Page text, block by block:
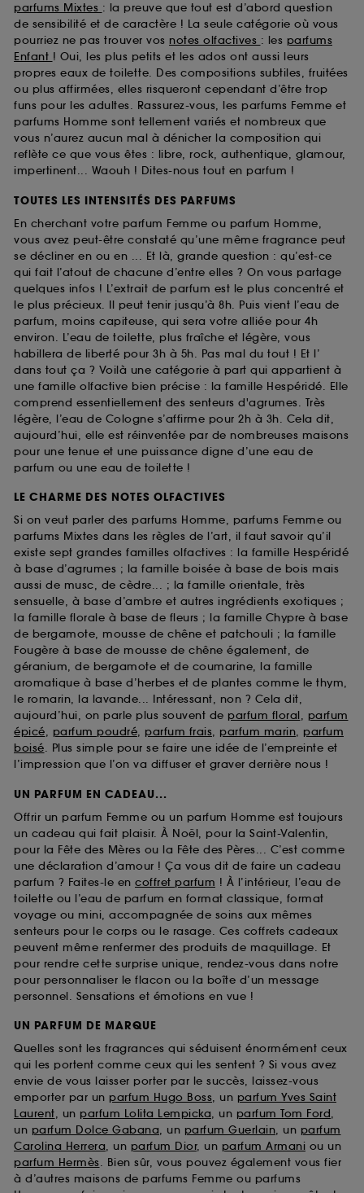
parfums Mixtes : la preuve que tout est d’abord question
de sensibilité et de caractère ! La seule catégorie où vous
pourriez ne pas trouver vos notes olfactives : les parfums
Enfant ! Oui, les plus petits et les ados ont aussi leurs
propres eaux de toilette. Des compositions subtiles, fruitées
ou plus affirmées, elles risqueront cependant d’être trop
funs pour les adultes. Rassurez-vous, les parfums Femme et
parfums Homme sont tellement variés et nombreux que
vous n’aurez aucun mal à dénicher la composition qui
reflète ce que vous êtes : libre, rock, authentique, glamour,
impertinent... Waouh ! Dites-nous tout en parfum !
TOUTES LES INTENSITÉS DES PARFUMS
En cherchant votre parfum Femme ou parfum Homme,
vous avez peut-être constaté qu’une même fragrance peut
se décliner en ou en ... Et là, grande question : qu’est-ce
qui fait l’atout de chacune d’entre elles ? On vous partage
quelques infos ! L’extrait de parfum est le plus concentré et
le plus précieux. Il peut tenir jusqu’à 8h. Puis vient l’eau de
parfum, moins capiteuse, qui sera votre alliée pour 4h
environ. L’eau de toilette, plus fraîche et légère, vous
habillera de liberté pour 3h à 5h. Pas mal du tout ! Et l’
dans tout ça ? Voilà une catégorie à part qui appartient à
une famille olfactive bien précise : la famille Hespéridé. Elle
comprend essentiellement des senteurs d'agrumes. Très
légère, l’eau de Cologne s’affirme pour 2h à 3h. Cela dit,
aujourd’hui, elle est réinventée par de nombreuses maisons
pour une tenue et une puissance digne d’une eau de
parfum ou une eau de toilette !
LE CHARME DES NOTES OLFACTIVES
Si on veut parler des parfums Homme, parfums Femme ou
parfums Mixtes dans les règles de l’art, il faut savoir qu’il
existe sept grandes familles olfactives : la famille Hespéridé
à base d’agrumes ; la famille boisée à base de bois mais
aussi de musc, de cèdre... ; la famille orientale, très
sensuelle, à base d’ambre et autres ingrédients exotiques ;
la famille florale à base de fleurs ; la famille Chypre à base
de bergamote, mousse de chêne et patchouli ; la famille
Fougère à base de mousse de chêne également, de
géranium, de bergamote et de coumarine, la famille
aromatique à base d’herbes et de plantes comme le thym,
le romarin, la lavande... Intéressant, non ? Cela dit,
aujourd’hui, on parle plus souvent de parfum floral, parfum
épicé, parfum poudré, parfum frais, parfum marin, parfum
boisé. Plus simple pour se faire une idée de l’empreinte et
l’impression que l’on va diffuser et graver derrière nous !
UN PARFUM EN CADEAU...
Offrir un parfum Femme ou un parfum Homme est toujours
un cadeau qui fait plaisir. À Noël, pour la Saint-Valentin,
pour la Fête des Mères ou la Fête des Pères... C’est comme
une déclaration d’amour ! Ça vous dit de faire un cadeau
parfum ? Faites-le en coffret parfum ! À l’intérieur, l’eau de
toilette ou l’eau de parfum en format classique, format
voyage ou mini, accompagnée de soins aux mêmes
senteurs pour le corps ou le rasage. Ces coffrets cadeaux
peuvent même renfermer des produits de maquillage. Et
pour rendre cette surprise unique, rendez-vous dans notre
pour personnaliser le flacon ou la boîte d’un message
personnel. Sensations et émotions en vue !
UN PARFUM DE MARQUE
Quelles sont les fragrances qui séduisent énormément ceux
qui les portent comme ceux qui les sentent ? Si vous avez
envie de vous laisser porter par le succès, laissez-vous
emporter par un parfum Hugo Boss, un parfum Yves Saint
Laurent, un parfum Lolita Lempicka, un parfum Tom Ford,
un parfum Dolce Gabana, un parfum Guerlain, un parfum
Carolina Herrera, un parfum Dior, un parfum Armani ou un
parfum Hermès. Bien sûr, vous pouvez également vous fier
à d’autres maisons de parfums Femme ou parfums